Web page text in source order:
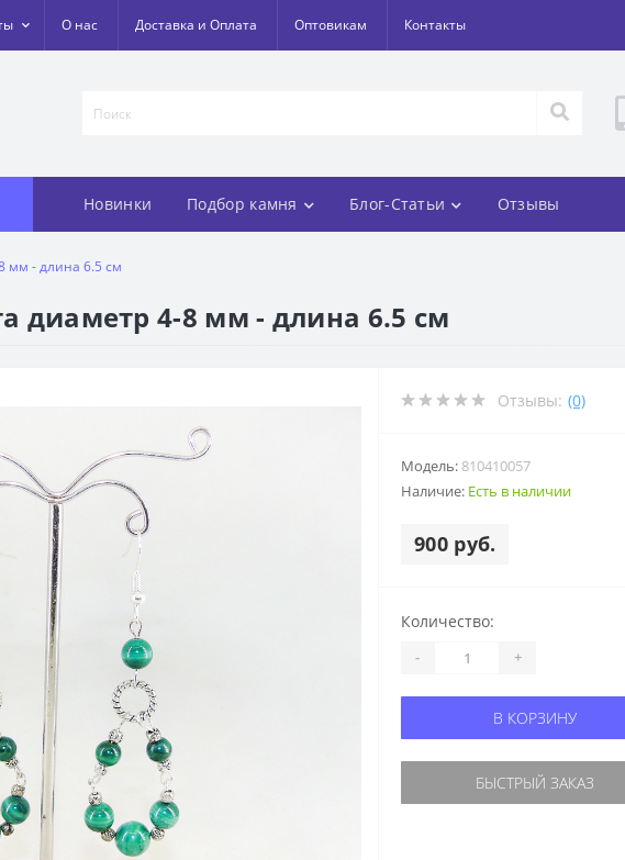
О нас Доставка и Оплата Оптовикам Контакты
Новинки Подбор камня Блог-Статьи Отзывы
мм - длина 6.5 см
диаметр 4-8 мм - длина 6.5 см
Отзывы: (0)
Модель: 810410057
Наличие: Есть в наличии
900 руб.
Количество:
- +
В КОРЗИНУ
БЫСТРЫЙ ЗАКАЗ